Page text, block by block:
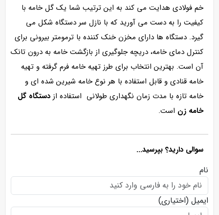
خم فولادی هدایت می کند به این ترتیب شما یک گل خامه با
کیفیت را به دست می آورید که با نازل سر دستگاه شکل می
گیرد. دستگاه ها دارای مخزن خنک کننده با ترمومتر بیرونی برای
کنترل دمای خامه، دریچه جلوگیری از بازگشت خامه به درون تانک
آن است. بهترین انتخاب برای طرز تهیه خامه فرم گرفته و تهیه
خامه قنادی و قابل استفاده با هر نوع خامه شیرین شده ای و
خامه تازه با مدت زمان نگهداری طولانی استفاده از دستگاه گل
خامه زن است.
سوالی دارید؟ بپرسید...
نام
ایمیل (اختیاری)